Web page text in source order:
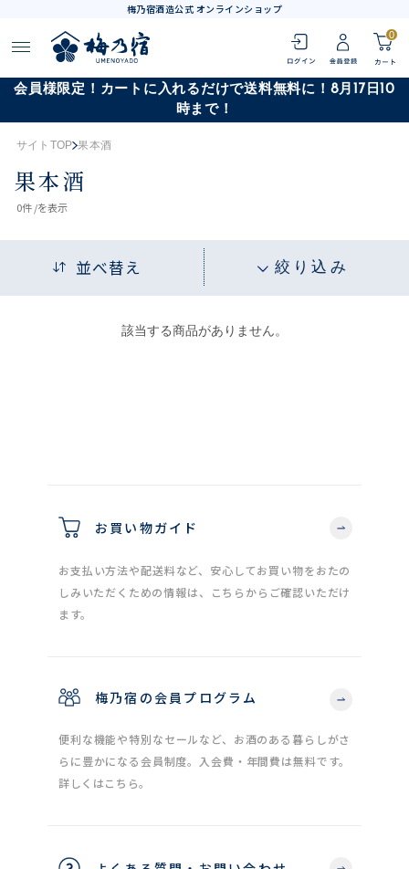
梅乃宿酒造公式 オンラインショップ
0
会員様限定！カートに入れるだけで送料無料に！8月17日10
時まで！
サイトTOP 果本酒
果本酒
0件 /を表示
並べ替え 絞り込み
該当する商品がありません。
お買い物ガイド
お支払い方法や配送料など、安心してお買い物をおたの
しみいただくための情報は、こちらからご確認いただけ
ます。
梅乃宿の会員プログラム
便利な機能や特別なセールなど、お酒のある暮らしがさ
らに豊かになる会員制度。入会費・年間費は無料です。
詳しくはこちら。